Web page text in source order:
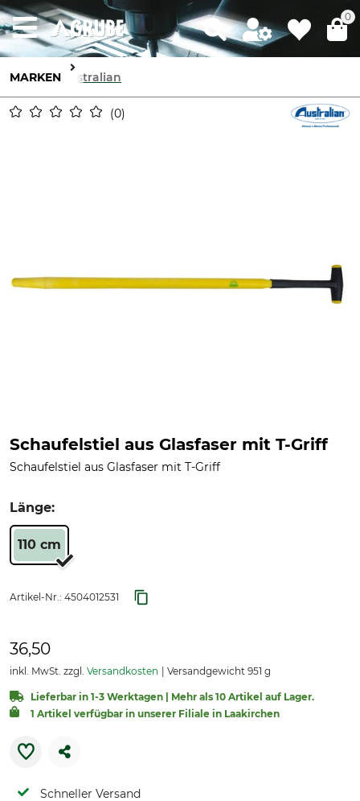
0
MARKEN Australian
0
Schaufelstiel aus Glasfaser mit T-Griff
Schaufelstiel aus Glasfaser mit T-Griff
Länge:
110 cm
Artikel-Nr.: 4504012531
36,50
inkl. MwSt. zzgl. Versandkosten Versandgewicht 951 g
Lieferbar in 1-3 Werktagen | Mehr als 10 Artikel auf Lager.
1 Artikel verfügbar in unserer Filiale in Laakirchen
Schneller Versand